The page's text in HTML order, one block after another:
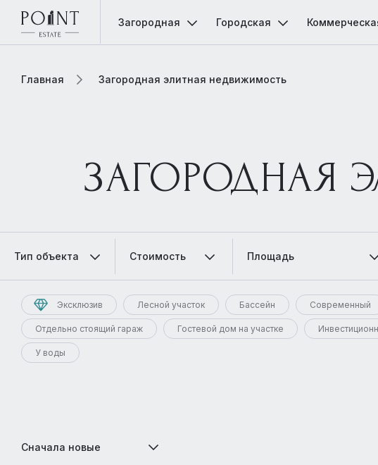
Загородная Городская
Главная Загородная элитная недвижимость
ЗАГОРОДНАЯ
Тип объекта Стоимость Площадь
Эксклюзив Лесной участок Бассейн Современный
Отдельно стоящий гараж Гостевой дом на участке
У воды
Сначала новые